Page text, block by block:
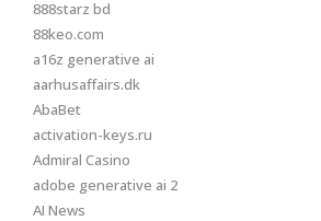
888starz bd
88keo.com
a16z generative ai
aarhusaffairs.dk
AbaBet
activation-keys.ru
Admiral Casino
adobe generative ai 2
AI News